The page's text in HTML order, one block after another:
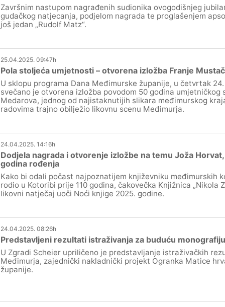
Završnim nastupom nagrađenih sudionika ovogodišnjeg
gudačkog natjecanja, podjelom nagrada te proglašenjem
još jedan „Rudolf Matz“.
25.04.2025. 09:47h
Pola stoljeća umjetnosti – otvorena izložba Franje
U sklopu programa Dana Međimurske županije, u četvrtak
svečano je otvorena izložba povodom 50 godina
Medarova, jednog od najistaknutijih slikara međimurskog
radovima trajno obilježio likovnu scenu Međimurja.
24.04.2025. 14:16h
Dodjela nagrada i otvorenje izložbe na temu Joža
godina rođenja
Kako bi odali počast najpoznatijem književniku međimurskih
rodio u Kotoribi prije 110 godina, čakovečka Knjižnica „Nikola
likovni natječaj uoči Noći knjige 2025. godine.
24.04.2025. 08:26h
Predstavljeni rezultati istraživanja za buduću
U Zgradi Scheier upriličeno je predstavljanje istraživačkih
Međimurja, zajednički nakladnički projekt Ogranka Matice
županije.